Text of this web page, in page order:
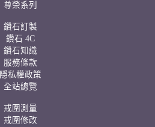
尊榮系列
鑽石訂製
鑽石 4C
鑽石知識
服務條款
隱私權政策
全站總覽
戒圍測量
戒圍修改